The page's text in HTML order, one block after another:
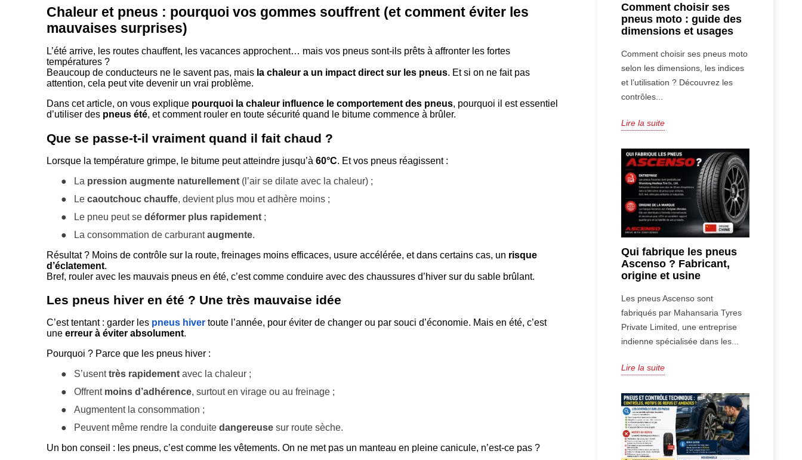
Chaleur et pneus : pourquoi vos gommes souffrent (et comment éviter les
mauvaises surprises)
L’été arrive, les routes chauffent, les vacances approchent… mais vos pneus sont-ils prêts à affronter les fortes
températures ?
Beaucoup de conducteurs ne le savent pas, mais la chaleur a un impact direct sur les pneus. Et si on ne fait pas
attention, cela peut vite devenir un vrai problème.
Dans cet article, on vous explique pourquoi la chaleur influence le comportement des pneus, pourquoi il est essentiel
d’utiliser des pneus été, et comment rouler en toute sécurité quand le bitume commence à brûler.
Que se passe-t-il vraiment quand il fait chaud ?
Lorsque la température grimpe, le bitume peut atteindre jusqu’à60°C. Et vos pneus réagissent :
●
La pression augmente naturellement (l’air se dilate avec la chaleur) ;
●
Lecaoutchouc chauffe, devient plus mou et adhère moins ;
●
Le pneu peut sedéformer plus rapidement ;
●
La consommation de carburantaugmente.
Résultat ? Moins de contrôle sur la route, freinages moins efficaces, usure accélérée, et dans certains cas, un risque
d’éclatement.
Bref, rouler avec les mauvais pneus en été, c’est comme conduire avec des chaussures d’hiver sur du sable brûlant.
Les pneus hiver en été ? Une très mauvaise idée
C’est tentant : garder les pneus hiver toute l’année, pour éviter de changer ou par souci d’économie. Mais en été, c’est
uneerreur à éviter absolument.
Pourquoi ? Parce que les pneus hiver :
●
S’usenttrès rapidement avec la chaleur ;
●
Offrent moins d’adhérence, surtout en virage ou au freinage ;
●
Augmentent la consommation ;
●
Peuvent même rendre la conduitedangereuse sur route sèche.
Un bon conseil : les pneus, c’est comme les vêtements. On ne met pas un manteau en pleine canicule, n’est-ce pas ?
Comment choisir ses
pneus moto : guide des
dimensions et usages
Comment choisir ses pneus moto
selon les dimensions, les indices
et l’utilisation ? Découvrez les
contrôles...
Lire la suite
Qui fabrique les pneus
Ascenso ? Fabricant,
origine et usine
Les pneus Ascenso sont
fabriqués par Mahansaria Tyres
Private Limited, une entreprise
indienne spécialisée dans les...
Lire la suite